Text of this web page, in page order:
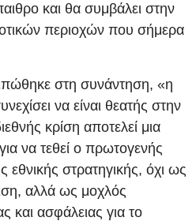
και θα συμβάλει στην
περιοχών που σήμερα
στη συνάντηση, «η
να είναι θεατής στην
κρίση αποτελεί μια
να τεθεί ο πρωτογενής
εθνικής στρατηγικής, όχι ως
αλλά ως μοχλός
και ασφάλειας για το